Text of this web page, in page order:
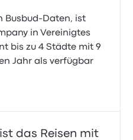
Busbud-Daten, ist
in Vereinigtes
bis zu 4 Städte mit 9
Jahr als verfügbar
das Reisen mit